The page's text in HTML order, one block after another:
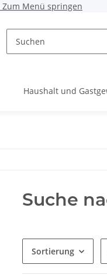
Zum Menü springen
Haushalt und
Suche
Sortierung